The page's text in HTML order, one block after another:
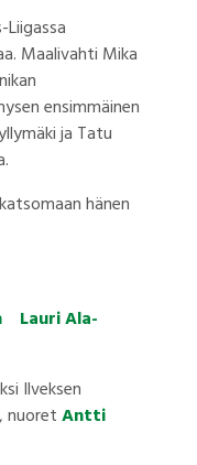
Liigassa
Maalivahti Mika
ensimmäinen
ja Tatu
hänen
Lauri Ala-
Ilveksen
nuoretAntti